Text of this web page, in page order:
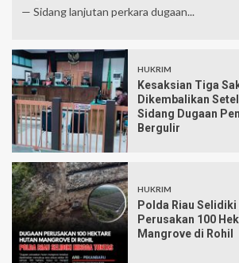
— Sidang lanjutan perkara dugaan...
HUKRIM
Kesaksian Tiga
Dikembalikan
Sidang Dugaan
Bergulir
HUKRIM
Polda Riau Selidiki
Perusakan 100
Mangrove di Rohil